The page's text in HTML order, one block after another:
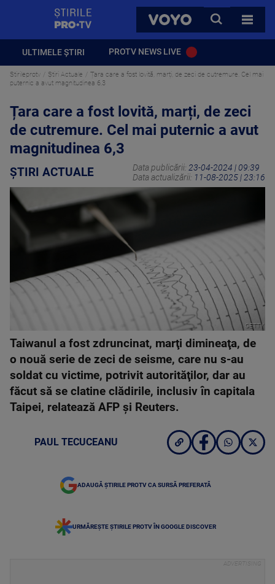
VOYO
CAUTA
TOATE
ULTIMELE ȘTIRI PROTV NEWS LIVE
Stirileprotv Știri Actuale
Țara care a fost lovită, marți, de zeci de cutremure. Cel mai
puternic a avut magnitudinea 6,3
Țara care a fost lovită, marți, de zeci
de cutremure. Cel mai puternic a avut
magnitudinea 6,3
ȘTIRI ACTUALE Data publicării: 23-04-2024 | 09:39
Data actualizării: 11-08-2025 | 23:16
GETTY
Taiwanul a fost zdruncinat, marţi dimineaţa, de
o nouă serie de zeci de seisme, care nu s-au
soldat cu victime, potrivit autorităţilor, dar au
făcut să se clatine clădirile, inclusiv în capitala
Taipei, relatează AFP şi Reuters.
PAUL TECUCEANU
ADAUGĂ ȘTIRILE PROTV CA SURSĂ PREFERATĂ
URMĂREȘTE ȘTIRILE PROTV ÎN GOOGLE DISCOVER